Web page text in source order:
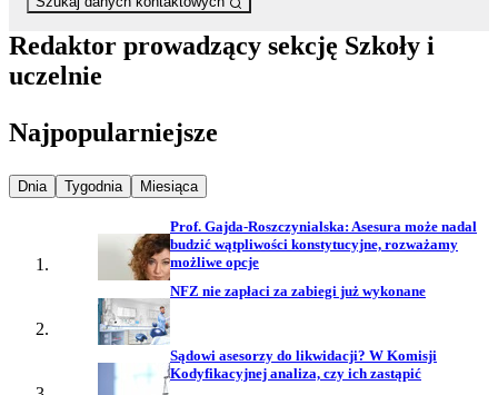
Redaktor prowadzący sekcję Szkoły i
uczelnie
Najpopularniejsze
Najpopularniejsze wiadomości z
Dnia Najpopularniejsze wiadomości z
Tygodnia Najpopularniejsze wiadomości z
Miesiąca
Prof. Gajda-Roszczynialska: Asesura może nadal
budzić wątpliwości konstytucyjne, rozważamy
możliwe opcje
NFZ nie zapłaci za zabiegi już wykonane
Sądowi asesorzy do likwidacji? W Komisji
Kodyfikacyjnej analiza, czy ich zastąpić